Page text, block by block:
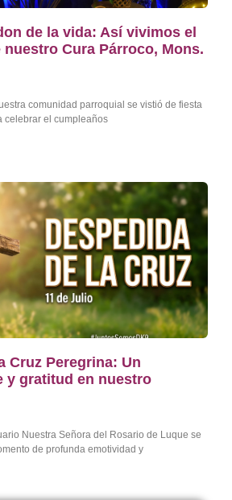
de la vida: Así vivimos el
Cura Párroco, Mons.
comunidad parroquial se vistió de fiesta
celebrar el cumpleaños
Cruz Peregrina: Un
y gratitud en nuestro
Nuestra Señora del Rosario de Luque se
de profunda emotividad y